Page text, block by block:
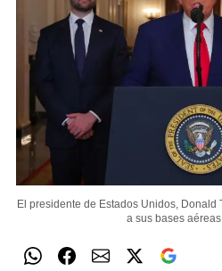
El presidente de Estados Unidos, Donald
a sus bases